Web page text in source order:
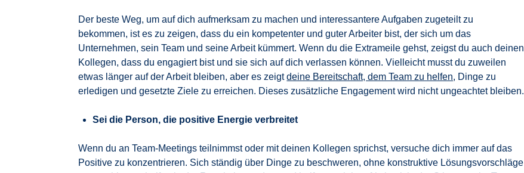
Der beste Weg, um auf dich aufmerksam zu machen und interessantere Aufgaben zugeteilt zu
bekommen, ist es zu zeigen, dass du ein kompetenter und guter Arbeiter bist, der sich um das
Unternehmen, sein Team und seine Arbeit kümmert. Wenn du die Extrameile gehst, zeigst du auch deinen
Kollegen, dass du engagiert bist und sie sich auf dich verlassen können. Vielleicht musst du zuweilen
etwas länger auf der Arbeit bleiben, aber es zeigtdeine Bereitschaft, dem Team zu helfen, Dinge zu
erledigen und gesetzte Ziele zu erreichen. Dieses zusätzliche Engagement wird nicht ungeachtet bleiben.
Sei die Person, die positive Energie verbreitet
Wenn du an Team-Meetings teilnimmst oder mit deinen Kollegen sprichst, versuche dich immer auf das
Positive zu konzentrieren. Sich ständig über Dinge zu beschweren, ohne konstruktive Lösungsvorschläge